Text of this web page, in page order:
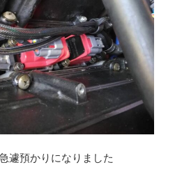
遽預かりになりました